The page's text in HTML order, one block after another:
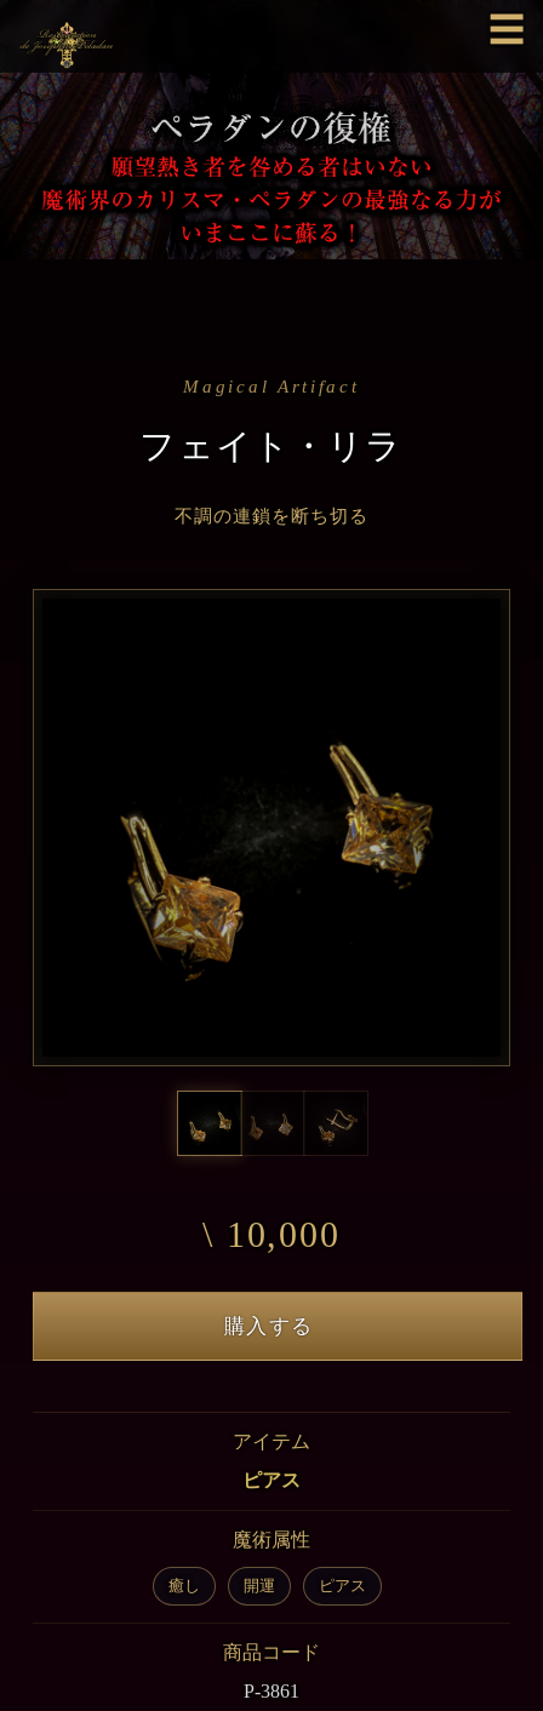
☰
Magical Artifact
フェイト・リラ
不調の連鎖を断ち切る
\ 10,000
購入する
アイテム
ピアス
魔術属性
癒し 開運 ピアス
商品コード
P-3861